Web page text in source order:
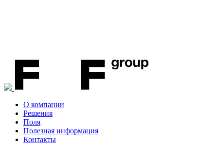
О компании
Решения
Поля
Полезная информация
Контакты